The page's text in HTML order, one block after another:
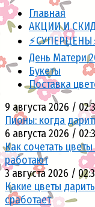
Главная
АКЦИИ И
День Матери
Букеты
Поставка
9 августа 2026 /
Пионы: когда
6 августа 2026 /
Как сочетать
работают
3 августа 2026 /
Какие цветы
сработает